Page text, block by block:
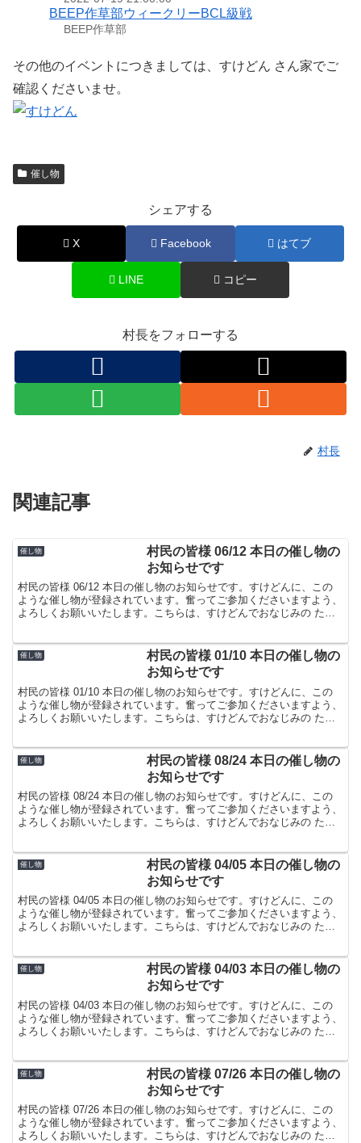
BEEP作草部ウィークリーBCL級戦
BEEP作草部
その他のイベントにつきましては、すけどん さん家でご
確認くださいませ。
催し物
シェアする
X Facebook はてブ
LINE コピー
村長をフォローする
村長
関連記事
催し物
村民の皆様 06/12 本日の催し物の
お知らせです
村民の皆様 06/12 本日の催し物のお知らせです。すけどんに、この
ような催し物が登録されています。奮ってご参加くださいますよう、
よろしくお願いいたします。こちらは、すけどんでおなじみの たま
催し物
村民の皆様 01/10 本日の催し物の
お知らせです
村民の皆様 01/10 本日の催し物のお知らせです。すけどんに、この
ような催し物が登録されています。奮ってご参加くださいますよう、
よろしくお願いいたします。こちらは、すけどんでおなじみの たま
催し物
村民の皆様 08/24 本日の催し物の
お知らせです
村民の皆様 08/24 本日の催し物のお知らせです。すけどんに、この
ような催し物が登録されています。奮ってご参加くださいますよう、
よろしくお願いいたします。こちらは、すけどんでおなじみの たま
催し物
村民の皆様 04/05 本日の催し物の
お知らせです
村民の皆様 04/05 本日の催し物のお知らせです。すけどんに、この
ような催し物が登録されています。奮ってご参加くださいますよう、
よろしくお願いいたします。こちらは、すけどんでおなじみの たま
催し物
村民の皆様 04/03 本日の催し物の
お知らせです
村民の皆様 04/03 本日の催し物のお知らせです。すけどんに、この
ような催し物が登録されています。奮ってご参加くださいますよう、
よろしくお願いいたします。こちらは、すけどんでおなじみの たま
催し物
村民の皆様 07/26 本日の催し物の
お知らせです
村民の皆様 07/26 本日の催し物のお知らせです。すけどんに、この
ような催し物が登録されています。奮ってご参加くださいますよう、
よろしくお願いいたします。こちらは、すけどんでおなじみの たま